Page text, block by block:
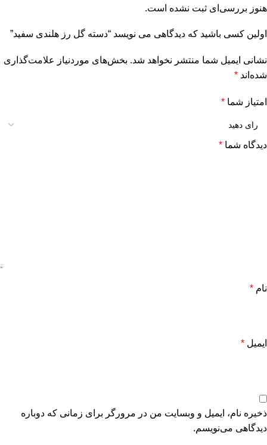
هنوز بررسی‌ای ثبت نشده است.
اولین کسی باشید که دیدگاهی می نویسد “دسته گل رز هلندی سفید”
نشانی ایمیل شما منتشر نخواهد شد. بخش‌های موردنیاز علامت‌گذاری
شده‌اند *
امتیاز شما *
دیدگاه شما *
نام *
ایمیل *
ذخیره نام، ایمیل و وبسایت من در مرورگر برای زمانی که دوباره
دیدگاهی می‌نویسم.